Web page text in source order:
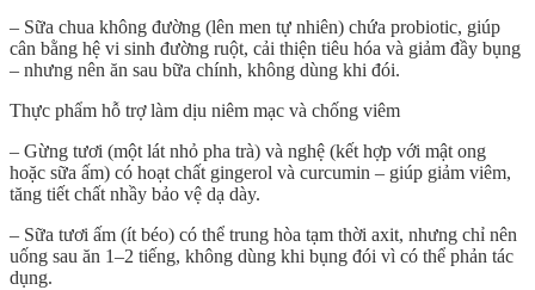
– Sữa chua không đường (lên men tự nhiên) chứa probiotic, giúp
cân bằng hệ vi sinh đường ruột, cải thiện tiêu hóa và giảm đầy bụng
– nhưng nên ăn sau bữa chính, không dùng khi đói.
Thực phẩm hỗ trợ làm dịu niêm mạc và chống viêm
– Gừng tươi (một lát nhỏ pha trà) và nghệ (kết hợp với mật ong
hoặc sữa ấm) có hoạt chất gingerol và curcumin – giúp giảm viêm,
tăng tiết chất nhầy bảo vệ dạ dày.
– Sữa tươi ấm (ít béo) có thể trung hòa tạm thời axit, nhưng chỉ nên
uống sau ăn 1–2 tiếng, không dùng khi bụng đói vì có thể phản tác
dụng.